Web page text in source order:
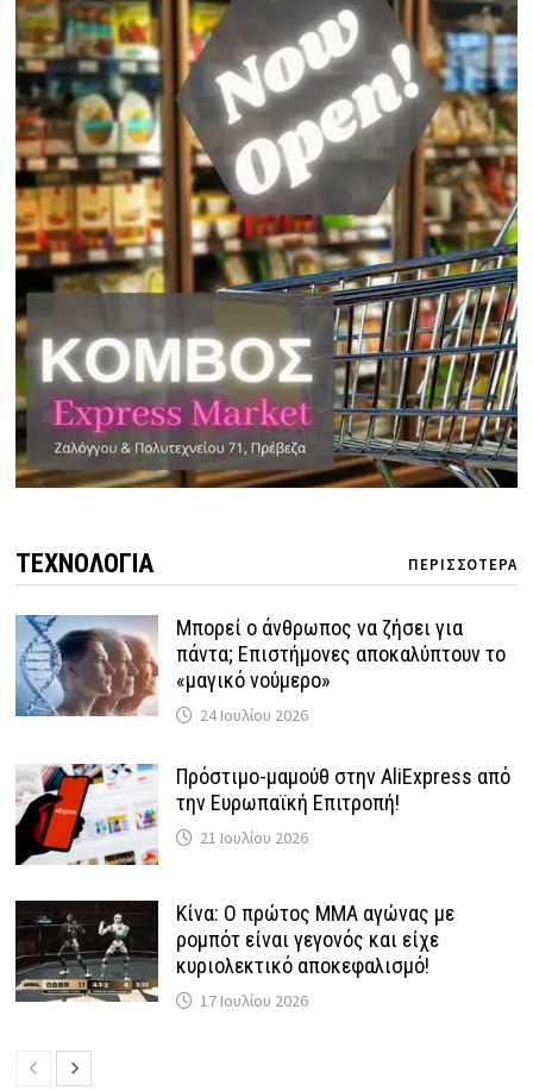
ΤΕΧΝΟΛΟΓΙΑ ΠΕΡΙΣΣΟΤΕΡΑ
Μπορεί ο άνθρωπος να ζήσει για
πάντα; Επιστήμονες αποκαλύπτουν το
«μαγικό νούμερο»
24 Ιουλίου 2026
Πρόστιμο-μαμούθ στην AliExpress από
την Ευρωπαϊκή Επιτροπή!
21 Ιουλίου 2026
Κίνα: Ο πρώτος MMA αγώνας με
ρομπότ είναι γεγονός και είχε
κυριολεκτικό αποκεφαλισμό!
17 Ιουλίου 2026